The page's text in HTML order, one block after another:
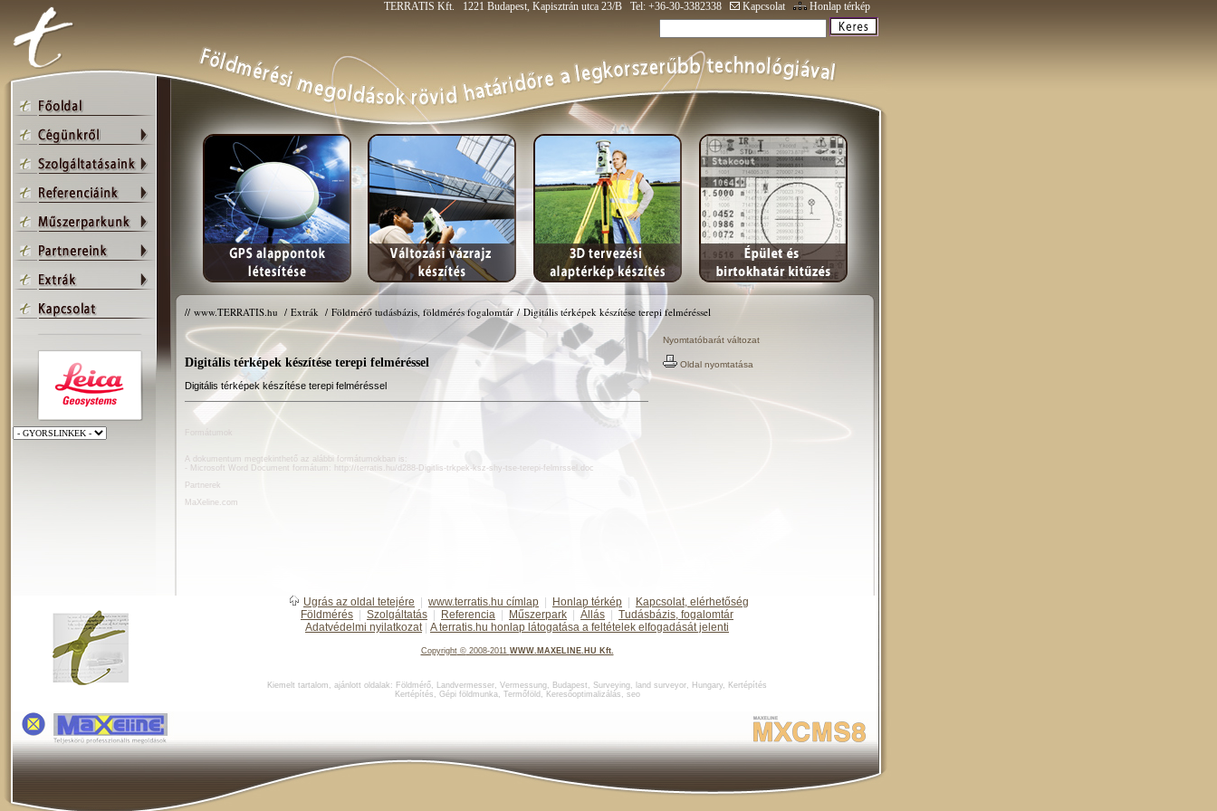
TERRATIS Kft. 1221 Budapest, Kapisztrán utca 23/B Tel: +36-30-3382338 Kapcsolat Honlap térkép
// www.TERRATIS.hu / Extrák / Földmérő tudásbázis, földmérés fogalomtár /Digitális térképek készítése terepi felméréssel
Digitális térképek készítése terepi felméréssel
Digitális térképek készítése terepi felméréssel
A dokumentum megtekinthető az alábbi formátumokban is:
- Microsoft Word Document formátum:
http://terratis.hu/d288-Digitlis-trkpek-ksz-shy-tse-terepi-felmrssel.doc
Partnerek
MaXeline.com
Nyomtatóbarát változat
Oldal nyomtatása
Ugrás az oldal tetejére www.terratis.hu címlap Honlap térkép
Kapcsolat, elérhetőség
Földmérés
Szolgáltatás Referencia Műszerpark Állás
Tudásbázis, fogalomtár
Adatvédelmi nyilatkozat
A terratis.hu honlap látogatása a feltételek elfogadását jelenti
Copyright©2008-2011 WWW.MAXELINE.HU Kft.
Kiemelt tartalom, ajánlott oldalak: Földmérő, Landvermesser, Vermessung, Budapest , Surveying, land surveyor, Hungary, Kertépítés
Kertépítés , Gépi földmunka, Termőföld , Keresőoptimalizálás , seo